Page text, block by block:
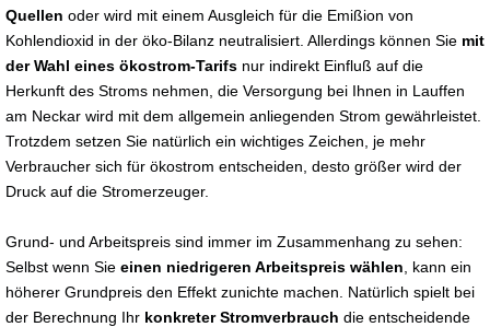
Quellen oder wird mit einem Ausgleich für die Emißion von
Kohlendioxid in der öko-Bilanz neutralisiert. Allerdings können Sie mit
der Wahl eines ökostrom-Tarifs nur indirekt Einfluß auf die
Herkunft des Stroms nehmen, die Versorgung bei Ihnen in Lauffen
am Neckar wird mit dem allgemein anliegenden Strom gewährleistet.
Trotzdem setzen Sie natürlich ein wichtiges Zeichen, je mehr
Verbraucher sich für ökostrom entscheiden, desto größer wird der
Druck auf die Stromerzeuger.
Grund- und Arbeitspreis sind immer im Zusammenhang zu sehen:
Selbst wenn Sie einen niedrigeren Arbeitspreis wählen , kann ein
höherer Grundpreis den Effekt zunichte machen. Natürlich spielt bei
der Berechnung Ihr konkreter Stromverbrauch die entscheidende